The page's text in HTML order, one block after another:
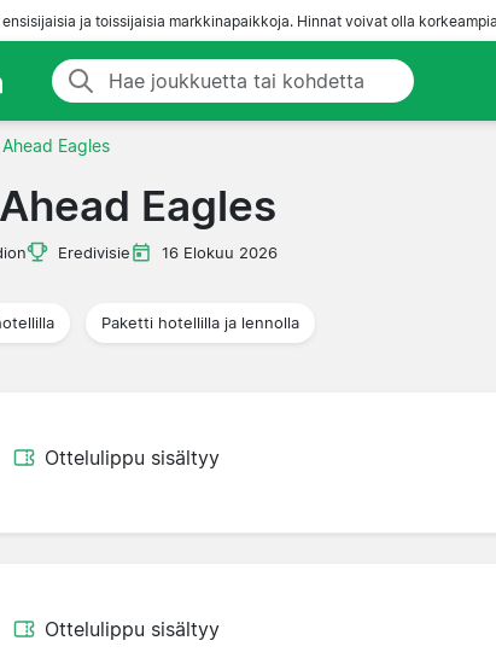
ensisijaisia ja toissijaisia markkinapaikkoja. Hinnat voivat olla
Eagles
Eagles
Eredivisie 16 Elokuu 2026
Paketti hotellilla ja lennolla
Ottelulippu sisältyy
Ottelulippu sisältyy